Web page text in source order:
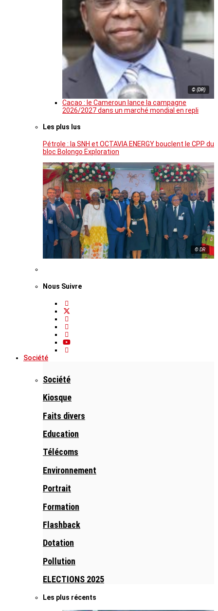
© (DR)
Cacao : le Cameroun lance la campagne
2026/2027 dans un marché mondial en repli
Les plus lus
Pétrole : la SNH et OCTAVIA ENERGY bouclent le CPP du
bloc Bolongo Exploration
© DR
Nous Suivre
Société
Société
Kiosque
Faits divers
Education
Télécoms
Environnement
Portrait
Formation
Flashback
Dotation
Pollution
ELECTIONS 2025
Les plus récents